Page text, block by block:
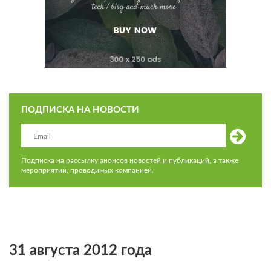
ПОДПИСКА НА НОВОСТИ
Подписка на рассылку анонсов новостей и публикаций, а также
мероприятий, проводимых компанией.
31 августа 2012 года